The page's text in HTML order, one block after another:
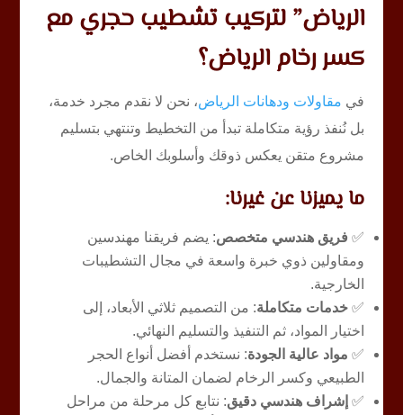
الرياض” لتركيب تشطيب حجري مع
كسر رخام الرياض؟
في مقاولات ودهانات الرياض، نحن لا نقدم مجرد خدمة،
بل نُنفذ رؤية متكاملة تبدأ من التخطيط وتنتهي بتسليم
مشروع متقن يعكس ذوقك وأسلوبك الخاص.
ما يميزنا عن غيرنا:
✅ فريق هندسي متخصص: يضم فريقنا مهندسين
ومقاولين ذوي خبرة واسعة في مجال التشطيبات
الخارجية.
✅ خدمات متكاملة: من التصميم ثلاثي الأبعاد، إلى
اختيار المواد، ثم التنفيذ والتسليم النهائي.
✅ مواد عالية الجودة: نستخدم أفضل أنواع الحجر
الطبيعي وكسر الرخام لضمان المتانة والجمال.
✅ إشراف هندسي دقيق: نتابع كل مرحلة من مراحل